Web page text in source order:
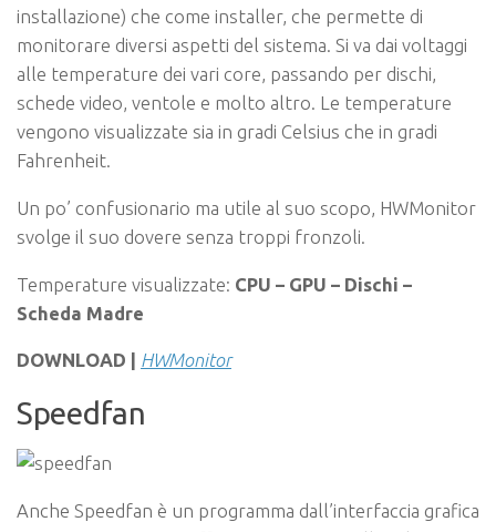
installazione) che come installer, che permette di
monitorare diversi aspetti del sistema. Si va dai voltaggi
alle temperature dei vari core, passando per dischi,
schede video, ventole e molto altro. Le temperature
vengono visualizzate sia in gradi Celsius che in gradi
Fahrenheit.
Un po’ confusionario ma utile al suo scopo, HWMonitor
svolge il suo dovere senza troppi fronzoli.
Temperature visualizzate: CPU – GPU – Dischi –
Scheda Madre
DOWNLOAD | HWMonitor
Speedfan
Anche Speedfan è un programma dall’interfaccia grafica